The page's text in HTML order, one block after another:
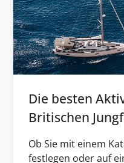
Die besten
Britischen
Ob Sie mit einem
festlegen oder auf